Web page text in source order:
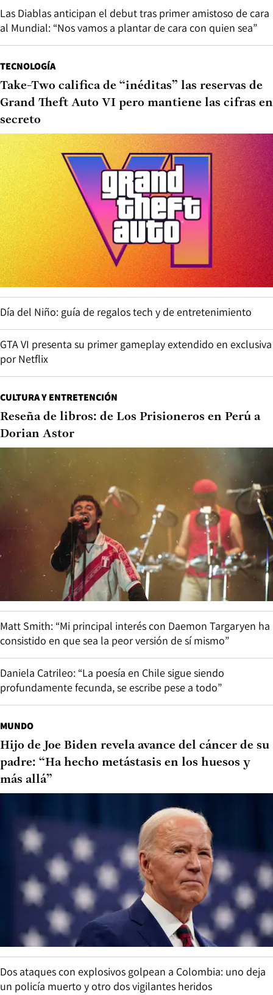
Las Diablas anticipan el debut tras primer amistoso de cara
al Mundial: “Nos vamos a plantar de cara con quien sea”
TECNOLOGÍA
Take-Two califica de “inéditas” las reservas de
Grand Theft Auto VI pero mantiene las cifras en
secreto
Día del Niño: guía de regalos tech y de entretenimiento
GTA VI presenta su primer gameplay extendido en exclusiva
por Netflix
CULTURA Y ENTRETENCIÓN
Reseña de libros: de Los Prisioneros en Perú a
Dorian Astor
Matt Smith: “Mi principal interés con Daemon Targaryen ha
consistido en que sea la peor versión de sí mismo”
Daniela Catrileo: “La poesía en Chile sigue siendo
profundamente fecunda, se escribe pese a todo”
MUNDO
Hijo de Joe Biden revela avance del cáncer de su
padre: “Ha hecho metástasis en los huesos y
más allá”
Dos ataques con explosivos golpean a Colombia: uno deja
un policía muerto y otro dos vigilantes heridos